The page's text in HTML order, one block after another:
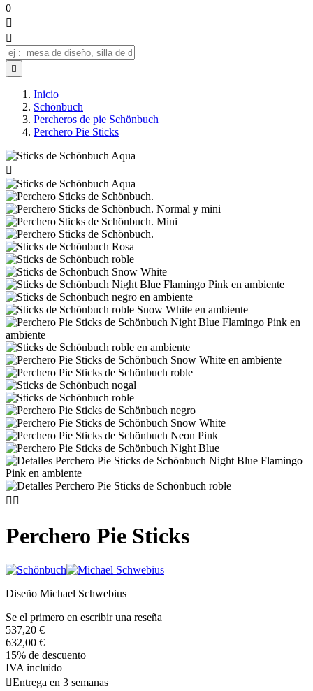
0



Inicio
Schönbuch
Percheros de pie Schönbuch
Perchero Pie Sticks

 
Perchero Pie Sticks
Diseño Michael Schwebius
Se el primero en escribir una reseña
537,20 €
632,00 €
15% de descuento
IVA incluido
Entrega en 3 semanas